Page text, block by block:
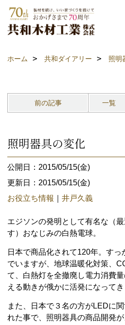
ホーム 共和ダイアリー 照明
前の記事 一覧
照明器具の変化
公開日：2015/05/15(金)
更新日：2015/05/15(金)
お役立ち情報
井戸久義
エジソンの発明として有名な（
す）おなじみの白熱電球。
日本で商品化されて120年。す
でいますが、地球温暖化対策、
て、白熱灯を全撤廃し電力消費
える動きが俄かに活発になってき
また、日本で３名の方がLEDに
れた事で、照明器具の商品開発